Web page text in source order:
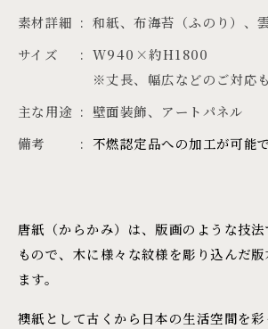
素材詳細
和紙、布海苔（ふのり）、
サイズ
W940×約H1800
※丈長、幅広などのご対応も
主な用途
壁面装飾、アートパネル
備考
不燃認定品への加工が可能で
唐紙（からかみ）は、版画のような技
もので、木に様々な紋様を彫り込んだ
ます。
襖紙として古くから日本の生活空間を